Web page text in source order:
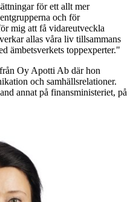
för ett allt mer
och för
mig att få vidareutveckla
allas våra liv tillsammans
ämbetsverkets toppexperter."
Oy Apotti Ab där hon
och samhällsrelationer.
annat på finansministeriet, på